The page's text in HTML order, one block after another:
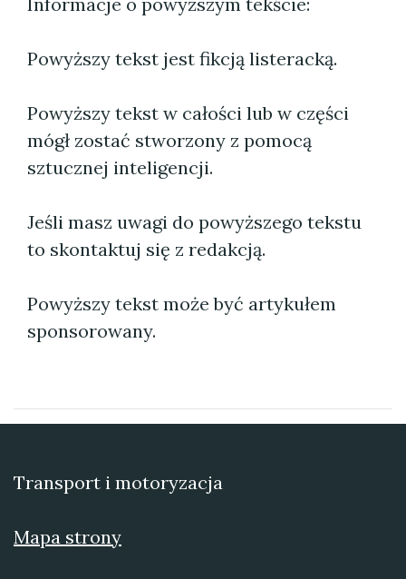
Powyższy tekst jest fikcją listeracką.
Powyższy tekst w całości lub w części
mógł zostać stworzony z pomocą
sztucznej inteligencji.
Jeśli masz uwagi do powyższego tekstu
to skontaktuj się z redakcją.
Powyższy tekst może być artykułem
sponsorowany.
Transport i motoryzacja
Mapa strony